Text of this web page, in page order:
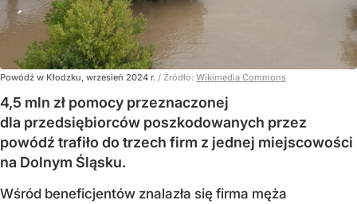
Powódź w Kłodzku, wrzesień 2024 r. / Źródło: Wikimedia Commons
4,5 mln zł pomocy przeznaczonej
dla przedsiębiorców poszkodowanych przez
powódź trafiło do trzech firm z jednej miejscowości
na Dolnym Śląsku.
Wśród beneficjentów znalazła się firma męża